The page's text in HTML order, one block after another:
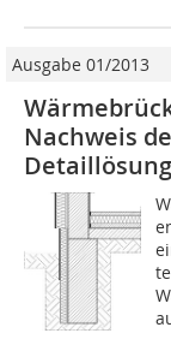
Ausgabe 01/2013
Nachweis